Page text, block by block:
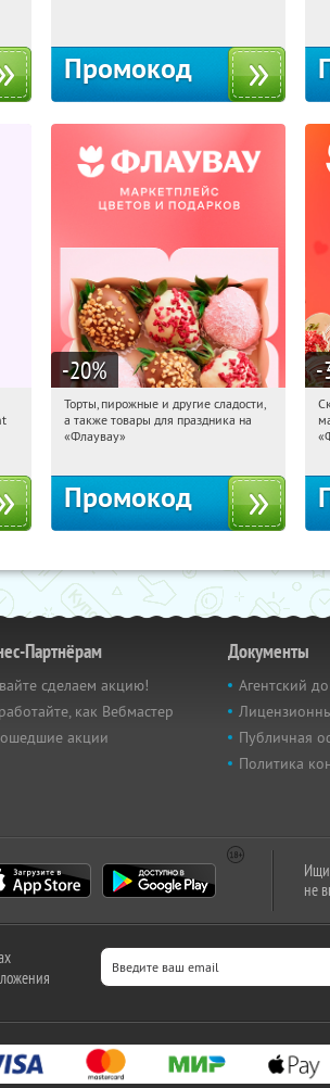
Промокод
-20%
15:46:07 Получили:
Россия
Торты, пирожные и другие сладости,
а также товары для праздника на
«Флаувау»
Промокод
-
Партнёрам
сделаем акцию!
как Вебмастер
акции
Документы
Агентский
Публичная
Политика
не